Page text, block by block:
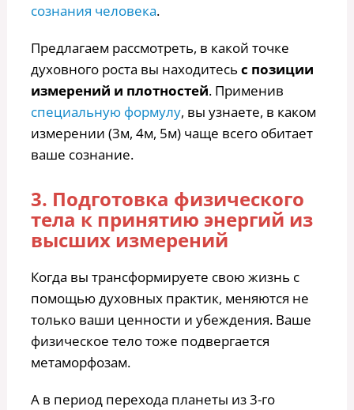
сознания человека.
Предлагаем рассмотреть, в какой точке
духовного роста вы находитесь с позиции
измерений и плотностей. Применив
специальную формулу, вы узнаете, в каком
измерении (3м, 4м, 5м) чаще всего обитает
ваше сознание.
3. Подготовка физического
тела к принятию энергий из
высших измерений
Когда вы трансформируете свою жизнь с
помощью духовных практик, меняются не
только ваши ценности и убеждения. Ваше
физическое тело тоже подвергается
метаморфозам.
А в период перехода планеты из 3-го